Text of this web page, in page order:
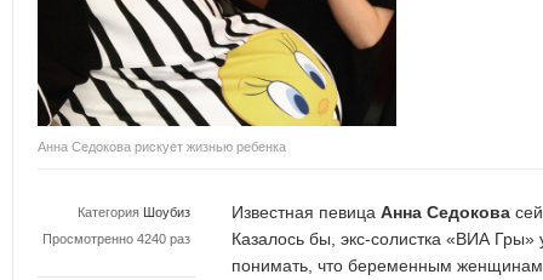
Анна Седокова рискует жизнью ребенка
Категория Шоубиз
Просмотренно 4240 раз
Известная певица Анна Седокова
Казалось бы, экс-солистка «ВИА
понимать, что беременным